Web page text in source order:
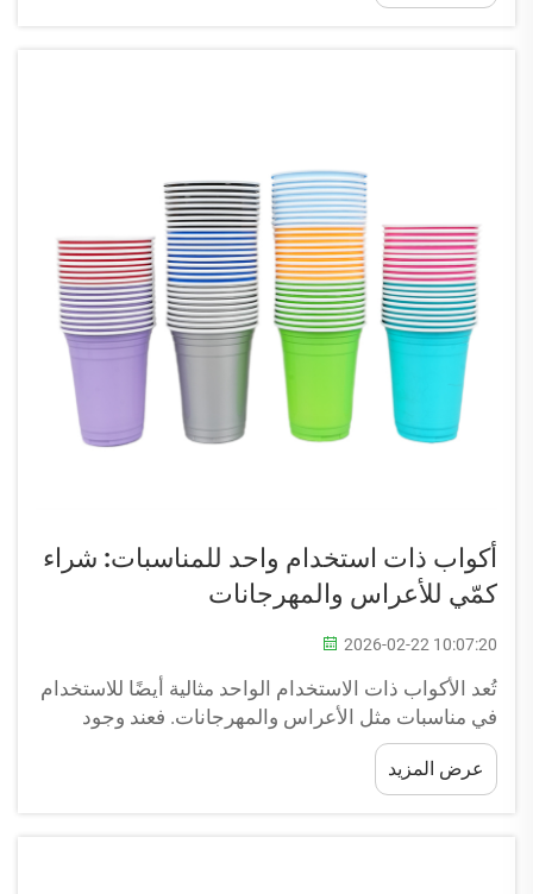
توفر العديد من أنواع الأكواب الورقية المختلفة في
أكواب ذات استخدام واحد للمناسبات: شراء
كمّي للأعراس والمهرجانات
2026-02-22 10:07:20
تُعد الأكواب ذات الاستخدام الواحد مثالية أيضًا للاستخدام
في مناسبات مثل الأعراس والمهرجانات. فعند وجود
مجموعة كبيرة من الحضور، يصبح من الصعب تتبع جميع
الأواني والأكواب. وهنا تأتي شركة «لوفزونغ» لمساعدتك!
فنحن نقدّم أكوابًا ذات استخدام واحد تناسب أي مناسبة.
عرض المزيد